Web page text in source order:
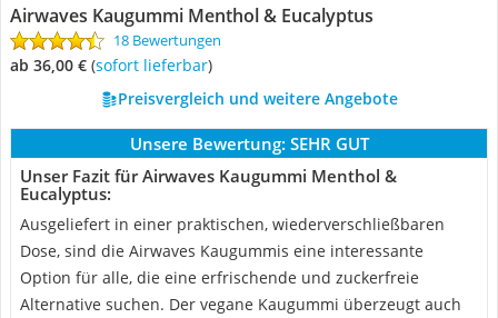
Airwaves Kaugummi Menthol & Eucalyptus
18 Bewertungen
ab 36,00 € ( Sofort lieferbar)
Preisvergleich und weitere Angebote
Unsere Bewertung: SEHR GUT
Unser Fazit für Airwaves Kaugummi Menthol &
Eucalyptus:
Ausgeliefert in einer praktischen, wiederverschließbaren
Dose, sind die Airwaves Kaugummis eine interessante
Option für alle, die eine erfrischende und zuckerfreie
Alternative suchen. Der vegane Kaugummi überzeugt auch